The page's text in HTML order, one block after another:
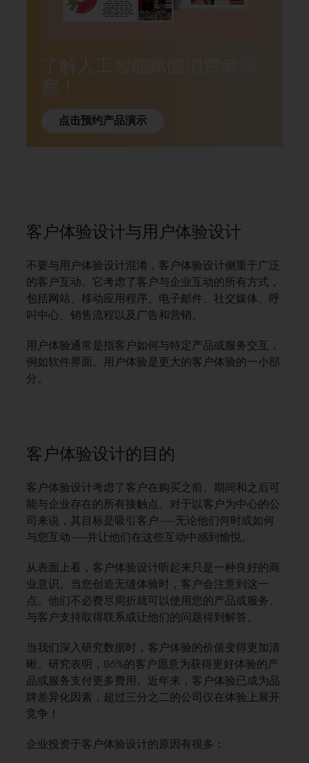
了解人工智能赋能消费者洞
察！
点击预约产品演示
客户体验设计与用户体验设计
不要与用户体验设计混淆，客户体验设计侧重于广泛
的客户互动。它考虑了客户与企业互动的所有方式，
包括网站、移动应用程序、电子邮件、社交媒体、呼
叫中心、销售流程以及广告和营销。
用户体验通常是指客户如何与特定产品或服务交互，
例如软件界面。用户体验是更大的客户体验的一小部
分。
客户体验设计的目的
客户体验设计考虑了客户在购买之前、期间和之后可
能与企业存在的所有接触点。对于以客户为中心的公
司来说，其目标是吸引客户——无论他们何时或如何
与您互动——并让他们在这些互动中感到愉悦。
从表面上看，客户体验设计听起来只是一种良好的商
业意识。当您创造无缝体验时，客户会注意到这一
点。他们不必费尽周折就可以使用您的产品或服务、
与客户支持取得联系或让他们的问题得到解答。
当我们深入研究数据时，客户体验的价值变得更加清
晰。研究表明，86%的客户愿意为获得更好体验的产
品或服务支付更多费用。近年来，客户体验已成为品
牌差异化因素，超过三分之二的公司仅在体验上展开
竞争！
企业投资于客户体验设计的原因有很多：